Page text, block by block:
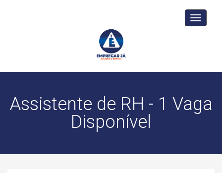
Toggle
Assistente de RH - 1 Vaga
Disponível